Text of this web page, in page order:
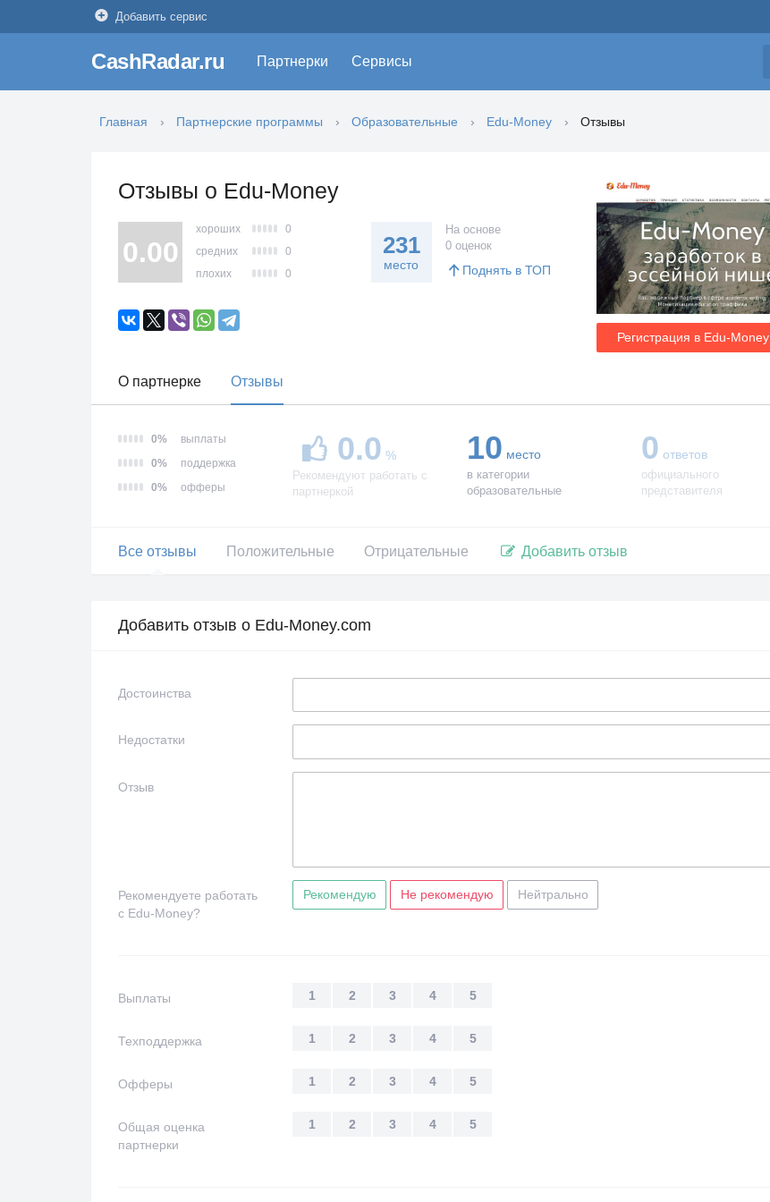
Добавить сервис
CashRadar.ru Партнерки Сервисы
Главная Партнерские программы Образовательные Edu-Money Отзывы
Отзывы о Edu-Money
Регистрация в Edu-Money
0.00
хороших
0
средних
0
плохих
0
231
место
На основе
0 оценок
Поднять в ТОП
О партнерке Отзывы
0%
выплаты
0%
поддержка
0%
офферы
0.0 %
Рекомендуют работать с
партнеркой
10 место
в категории
образовательные
0 ответов
официального
представителя
Все отзывы Положительные Отрицательные Добавить отзыв
Добавить отзыв о Edu-Money.com
Достоинства
Недостатки
Отзыв
Рекомендуете работать
с Edu-Money?
Рекомендую Не рекомендую Нейтрально
Выплаты 5
4
3
2
1
Техподдержка 5
4
3
2
1
Офферы 5
4
3
2
1
Общая оценка
партнерки
5
4
3
2
1